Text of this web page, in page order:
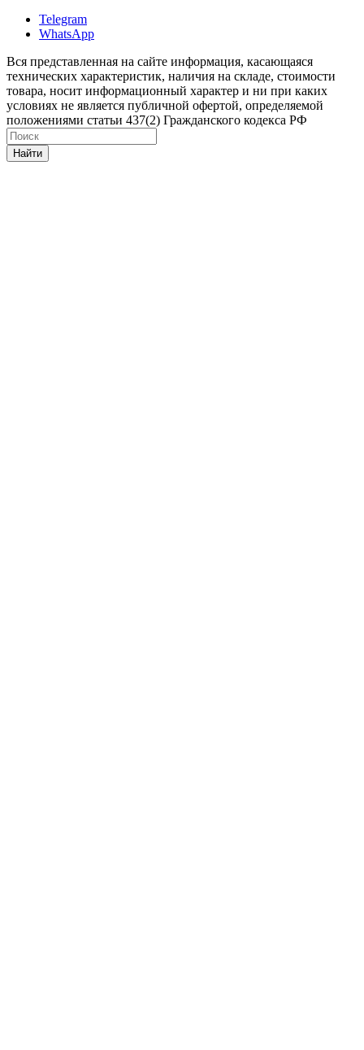
Telegram
WhatsApp
Вся представленная на сайте информация, касающаяся
технических характеристик, наличия на складе, стоимости
товара, носит информационный характер и ни при каких
условиях не является публичной офертой, определяемой
положениями статьи 437(2) Гражданского кодекса РФ
Найти